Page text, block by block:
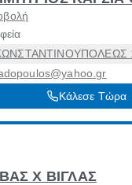
[Δήμος], Θεσσαλονίκη,
Κάλεσε Τώρα
Χ ΒΙΓΛΑΣ